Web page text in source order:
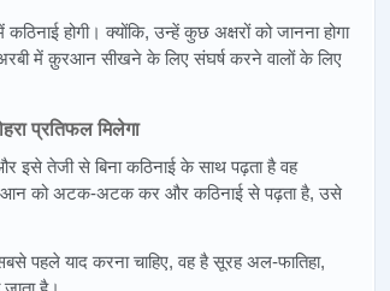
होगी। क्योंकि, उन्हें कुछ अक्षरों को जानना होगा
में क़ुरआन सीखने के लिए संघर्ष करने वालों के लिए
प्रतिफल मिलेगा
इसे तेजी से बिना कठिनाई के साथ पढ़ता है वह
क़ुरआन को अटक-अटक कर और कठिनाई से पढ़ता है, उसे
याद करना चाहिए, वह है सूरह अल-फातिहा,